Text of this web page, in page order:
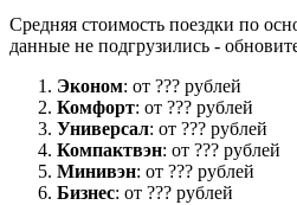
Средняя стоимость поездки по
данные не подгрузились -
Эконом: от ??? рублей
Комфорт: от ??? рублей
Универсал: от ??? рублей
Компактвэн: от ??? рублей
Минивэн: от ??? рублей
Бизнес: от ??? рублей